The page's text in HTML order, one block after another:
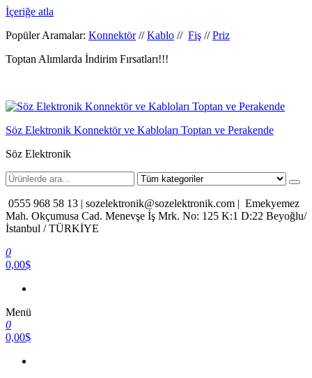
İçeriğe atla
Popüler Aramalar: Konnektör//Kablo // Fiş //Priz
Toptan Alımlarda İndirim Fırsatları!!!
Söz Elektronik Konnektör ve Kabloları Toptan ve Perakende
Söz Elektronik
0555 968 58 13 | sozelektronik@sozelektronik.com | Emekyemez
Mah. Okçumusa Cad. Menevşe İş Mrk. No: 125 K:1 D:22 Beyoğlu/
İstanbul / TÜRKİYE
0
0,00$
Menü
0
0,00$